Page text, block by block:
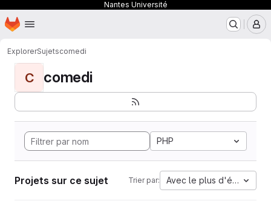
Nantes Université
Passer au contenu principal
Page d'accueil
ExplorerSujetscomedi
C comedi
PHP
Projets sur ce sujet Trier par: Avec le plus d'étoiles